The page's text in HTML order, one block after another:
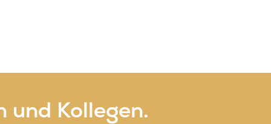
und Kollegen.